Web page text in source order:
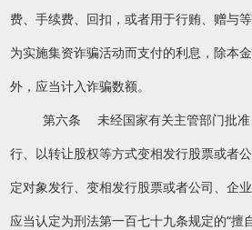
费、手续费、回扣，或者用于行贿、赠与
为实施集资诈骗活动而支付的利息，除本
外，应当计入诈骗数额。
第六条 未经国家有关主管部门批准
行、以转让股权等方式变相发行股票或者
定对象发行、变相发行股票或者公司、企
应当认定为刑法第一百七十九条规定的“擅